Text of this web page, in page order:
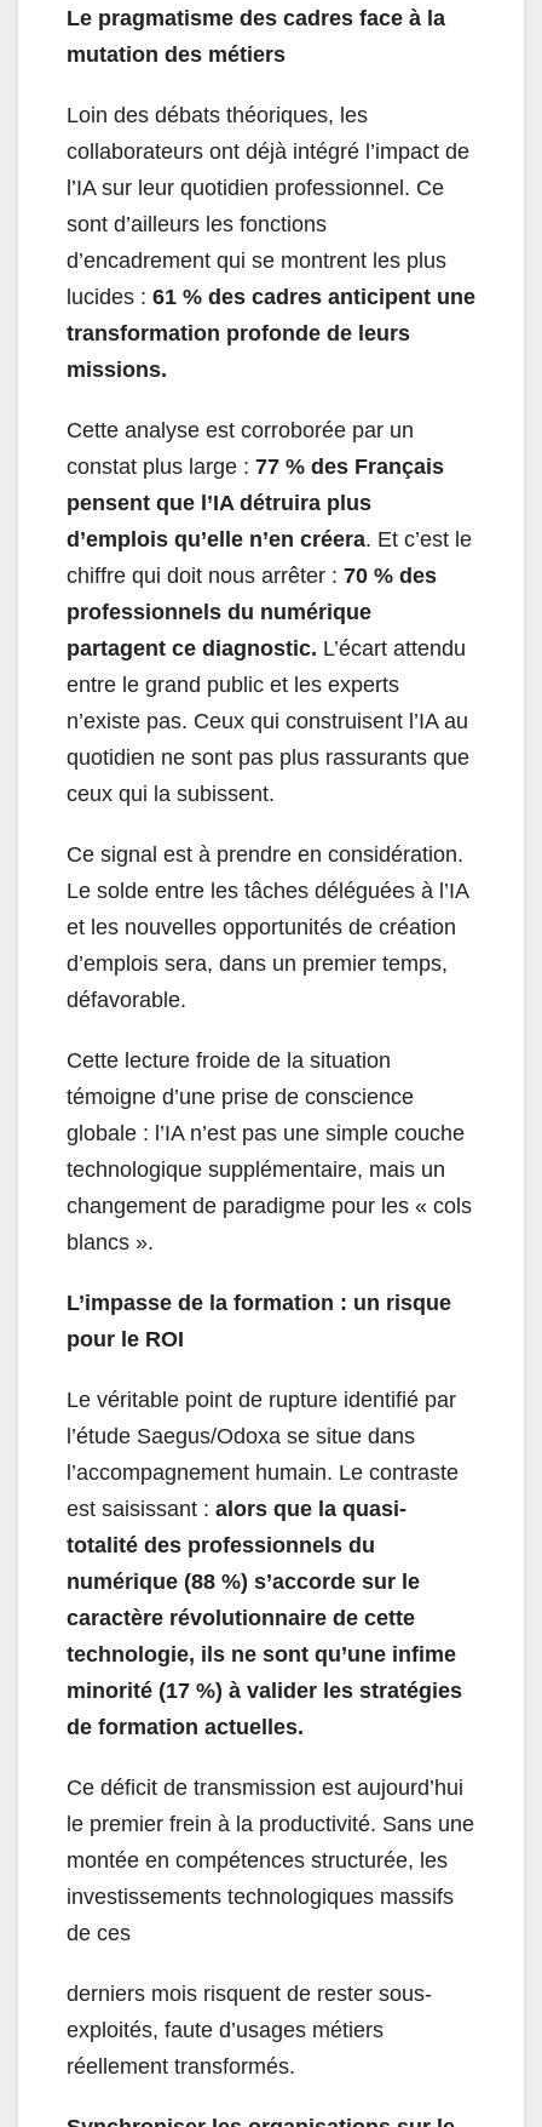
Le pragmatisme des cadres face à la
mutation des métiers
Loin des débats théoriques, les
collaborateurs ont déjà intégré l’impact de
l’IA sur leur quotidien professionnel. Ce
sont d’ailleurs les fonctions
d’encadrement qui se montrent les plus
lucides : 61 % des cadres anticipent une
transformation profonde de leurs
missions.
Cette analyse est corroborée par un
constat plus large : 77 % des Français
pensent que l’IA détruira plus
d’emplois qu’elle n’en créera. Et c’est le
chiffre qui doit nous arrêter : 70 % des
professionnels du numérique
partagent ce diagnostic. L’écart attendu
entre le grand public et les experts
n’existe pas. Ceux qui construisent l’IA au
quotidien ne sont pas plus rassurants que
ceux qui la subissent.
Ce signal est à prendre en considération.
Le solde entre les tâches déléguées à l’IA
et les nouvelles opportunités de création
d’emplois sera, dans un premier temps,
défavorable.
Cette lecture froide de la situation
témoigne d’une prise de conscience
globale : l’IA n’est pas une simple couche
technologique supplémentaire, mais un
changement de paradigme pour les « cols
blancs ».
L’impasse de la formation : un risque
pour le ROI
Le véritable point de rupture identifié par
l’étude Saegus/Odoxa se situe dans
l’accompagnement humain. Le contraste
est saisissant : alors que la quasi-
totalité des professionnels du
numérique (88 %) s’accorde sur le
caractère révolutionnaire de cette
technologie, ils ne sont qu’une infime
minorité (17 %) à valider les stratégies
de formation actuelles.
Ce déficit de transmission est aujourd’hui
le premier frein à la productivité. Sans une
montée en compétences structurée, les
investissements technologiques massifs
de ces
derniers mois risquent de rester sous-
exploités, faute d’usages métiers
réellement transformés.